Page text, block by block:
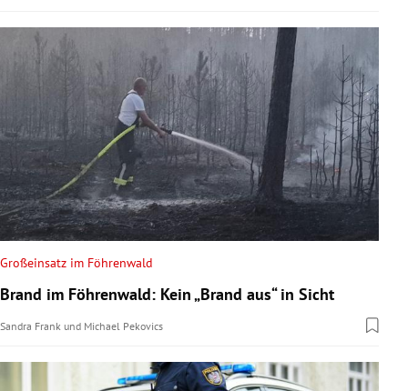
Großeinsatz im Föhrenwald
Brand im Föhrenwald: Kein „Brand aus“ in Sicht
Sandra Frank und Michael Pekovics